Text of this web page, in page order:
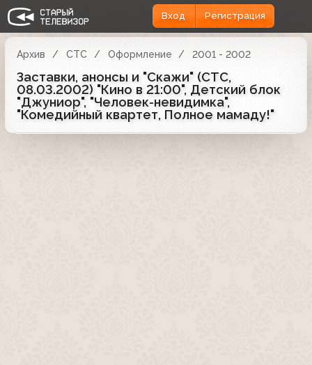
Вход Регистрация
Архив СТС Оформление 2001 - 2002
Заставки, анонсы и "Скажи" (СТС,
08.03.2002) "Кино в 21:00", Детский блок
"Джуниор", "Человек-невидимка",
"Комедийный квартет, Полное мамаду!"